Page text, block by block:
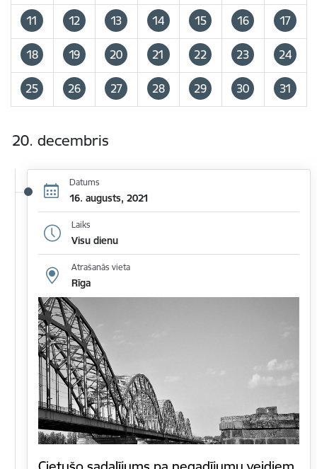
11 12 13 14 15 16 17
18 19 20 21 22 23 24
25 26 27 28 29 30 31
20. decembris
Datums
16. augusts, 2021
Laiks
Visu dienu
Atrašanās vieta
Rīga